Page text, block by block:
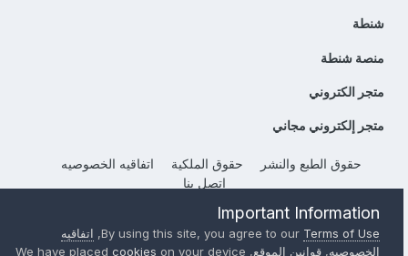
شنطة
منصة شنطة
متجر الكتروني
متجر إلكتروني مجاني
حقوق الطبع والنشر حقوق الملكية
اتفاقيه الخصوصيه
إتصل بنا
Powered by Invision CommunityImportant Information
By using this site, you agree to ourTerms of Use
, اتفاقيه
الخصوصيه, قوانين الموقع, We have placed
cookies on your device